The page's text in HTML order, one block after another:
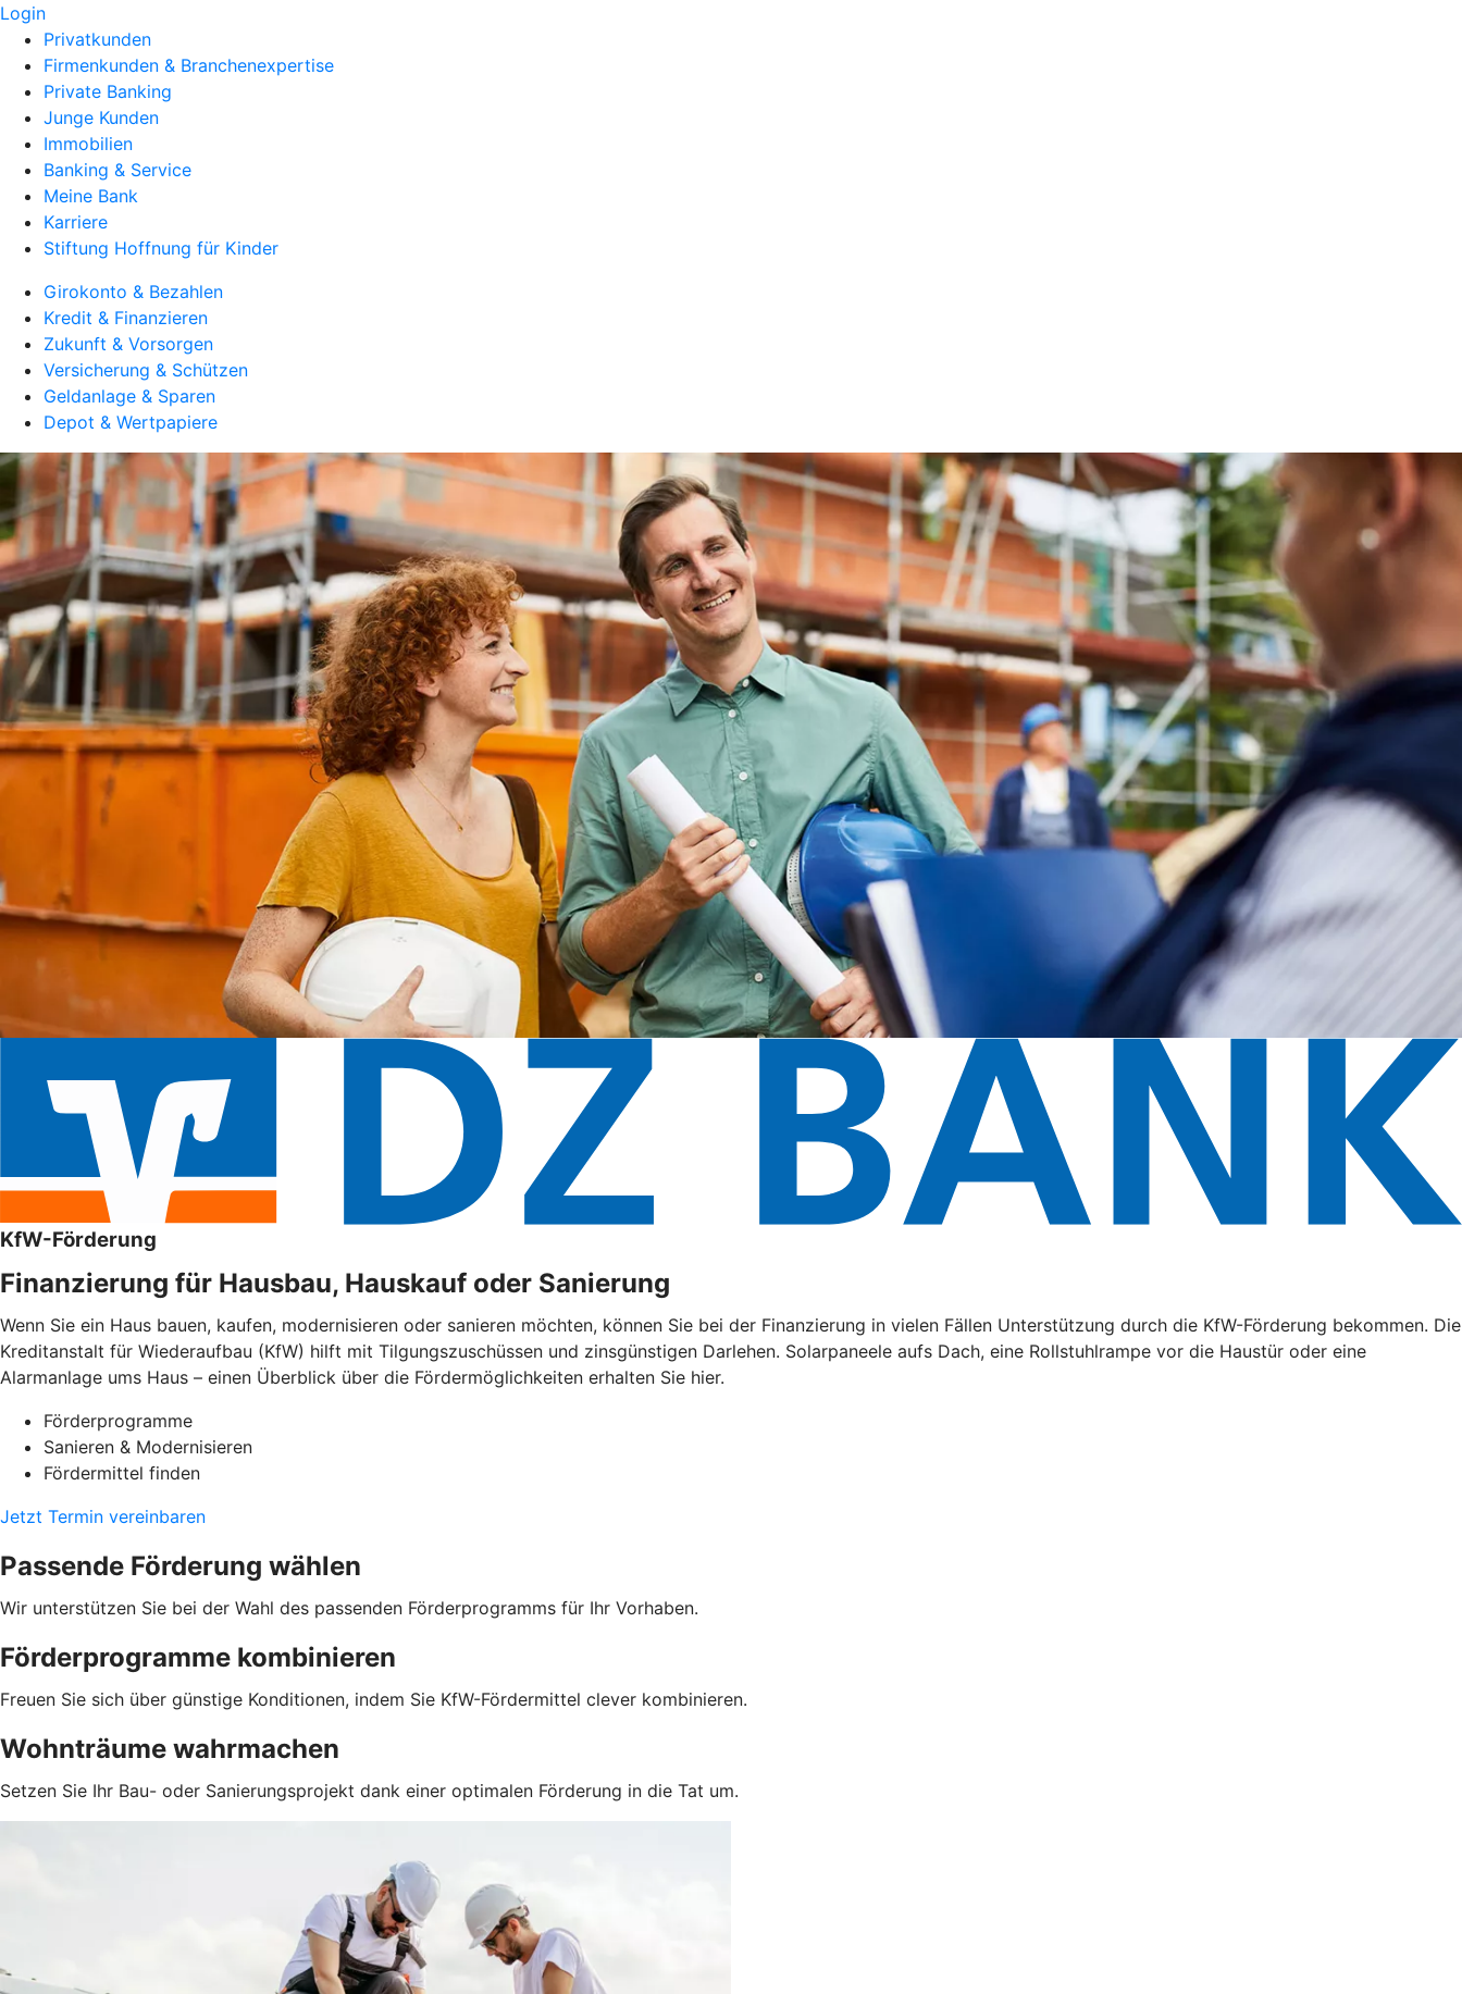
Login
Privatkunden
Firmenkunden & Branchenexpertise
Private Banking
Junge Kunden
Immobilien
Banking & Service
Meine Bank
Karriere
Stiftung Hoffnung für Kinder
Girokonto & Bezahlen
Kredit & Finanzieren
Zukunft & Vorsorgen
Versicherung & Schützen
Geldanlage & Sparen
Depot & Wertpapiere
KfW-Förderung
Finanzierung für Hausbau, Hauskauf oder Sanierung
Wenn Sie ein Haus bauen, kaufen, modernisieren oder sanieren möchten, können Sie bei der Finanzierung in vielen Fällen Unterstützung durch die KfW-Förderung bekommen. Die
Kreditanstalt für Wiederaufbau (KfW) hilft mit Tilgungszuschüssen und zinsgünstigen Darlehen. Solarpaneele aufs Dach, eine Rollstuhlrampe vor die Haustür oder eine
Alarmanlage ums Haus – einen Überblick über die Fördermöglichkeiten erhalten Sie hier.
Förderprogramme
Sanieren & Modernisieren
Fördermittel finden
Jetzt Termin vereinbaren
Passende Förderung wählen
Wir unterstützen Sie bei der Wahl des passenden Förderprogramms für Ihr Vorhaben.
Förderprogramme kombinieren
Freuen Sie sich über günstige Konditionen, indem Sie KfW-Fördermittel clever kombinieren.
Wohnträume wahrmachen
Setzen Sie Ihr Bau- oder Sanierungsprojekt dank einer optimalen Förderung in die Tat um.